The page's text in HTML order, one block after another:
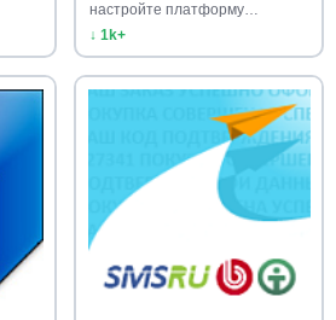
настройте платформу
коммуникаций с…
↓ 1k+